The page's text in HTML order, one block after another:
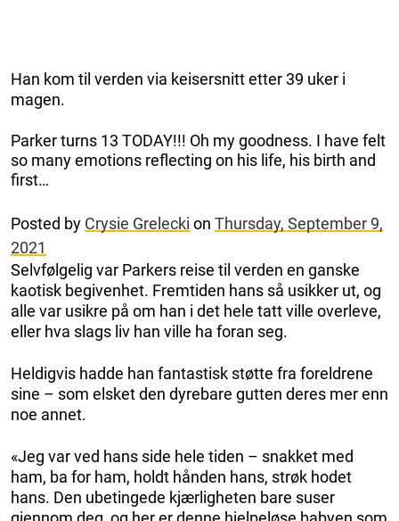
Han kom til verden via keisersnitt etter 39 uker i
magen.
Parker turns 13 TODAY!!! Oh my goodness. I have felt
so many emotions reflecting on his life, his birth and
first…
Posted by Crysie Grelecki on Thursday, September 9,
2021
Selvfølgelig var Parkers reise til verden en ganske
kaotisk begivenhet. Fremtiden hans så usikker ut, og
alle var usikre på om han i det hele tatt ville overleve,
eller hva slags liv han ville ha foran seg.
Heldigvis hadde han fantastisk støtte fra foreldrene
sine – som elsket den dyrebare gutten deres mer enn
noe annet.
«Jeg var ved hans side hele tiden – snakket med
ham, ba for ham, holdt hånden hans, strøk hodet
hans. Den ubetingede kjærligheten bare suser